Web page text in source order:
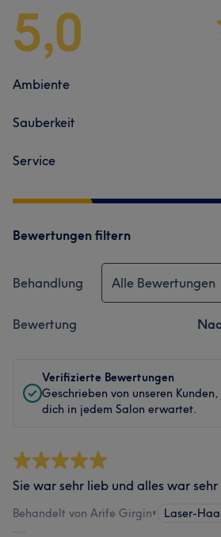
5,0
Ambiente
Sauberkeit
Service
Bewertungen filtern
Behandlung Alle Bewertungen
Bewertung
Verifizierte Bewertungen
Geschrieben von unseren
dich in jedem Salon erwartet.
Sie war sehr lieb und alles war
Behandelt von Arife Girgin• Laser-